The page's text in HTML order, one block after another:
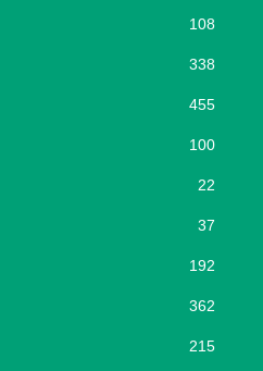
108
338
455
100
22
37
192
362
215